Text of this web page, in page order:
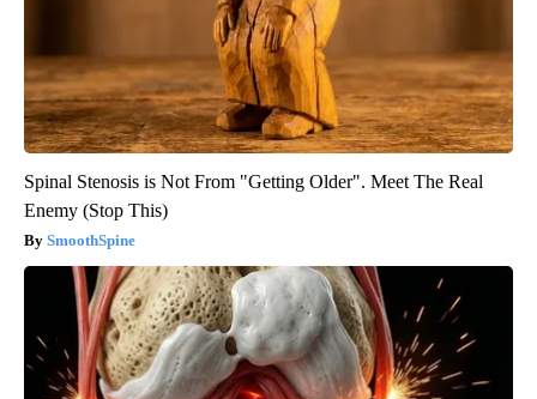
Spinal Stenosis is Not From "Getting Older". Meet The Real
Enemy (Stop This)
SmoothSpine